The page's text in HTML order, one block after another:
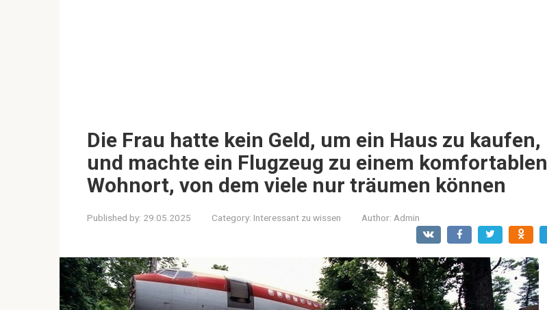
Die Frau hatte kein Geld, um ein Haus zu kaufen,
und machte ein Flugzeug zu einem komfortablen
Wohnort, von dem viele nur träumen können
Published by: 29.05.2025 Category: Interessant zu wissen Author: Admin